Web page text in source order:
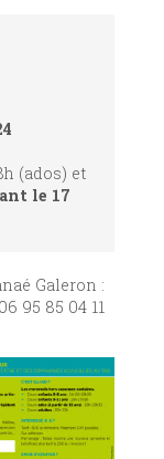
(ados) et
le 17
Galeron :
95 85 04 11